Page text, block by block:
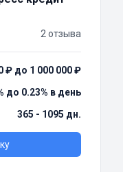
2 отзыва
₽ до 1 000 000 ₽
до 0.23% в день
365 - 1095 дн.